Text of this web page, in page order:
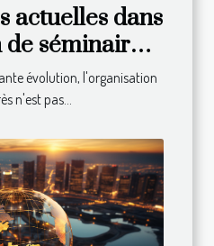
actuelles dans
séminaires
évolution, l'organisation
n'est pas...